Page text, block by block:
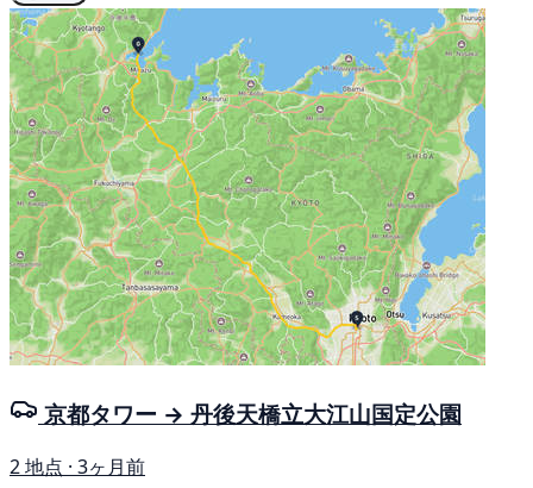
京都タワー → 丹後天橋立大江山国定公園
2 地点 · 3ヶ月前